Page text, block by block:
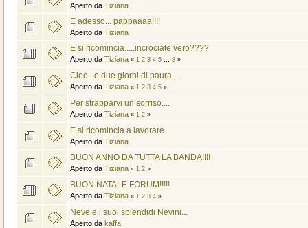
Aperto da Tiziana
E adesso... pappaaaa!!!!
Aperto da Tiziana
E si ricomincia.....incrociate vero????
Aperto da Tiziana « 1 2 3 4 5 8»
Cleo...e due giorni di paura....
Aperto da Tiziana « 1 2 3 4 5»
Per strapparvi un sorriso....
Aperto da Tiziana « 1 2»
E si ricomincia a lavorare
Aperto da Tiziana
BUON ANNO DA TUTTA LA BANDA!!!!
Aperto da Tiziana « 1 2»
BUON NATALE FORUM!!!!!
Aperto da Tiziana « 1 2 3 4»
Neve e i suoi splendidi Nevini...
Aperto da kaffa